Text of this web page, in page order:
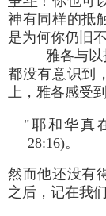
神有同样的抵
是为何你仍旧
雅各与
都没有意识到
上，雅各感受
"耶和华真
28:16)。
然而他还没有
之后，记在我